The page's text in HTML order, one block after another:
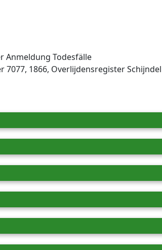
Anmeldung Todesfälle
7077, 1866, Overlijdensregister